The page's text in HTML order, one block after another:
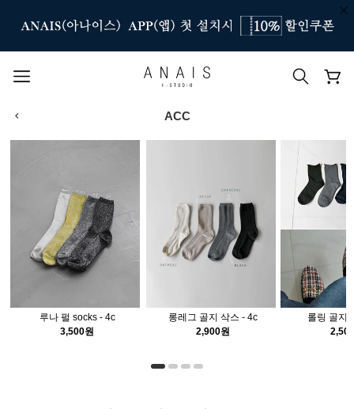
#MD추천 #BEST OF BEST
ACC
루나 펄 socks - 4c
3,500원
롱레그 골지 삭스 - 4c
2,900원
롤링 골지